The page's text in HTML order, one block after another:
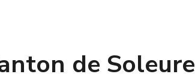
de Soleure